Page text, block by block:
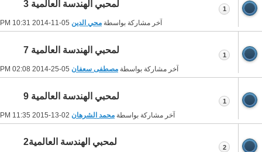
لمحبي الهندسة العالمية 3
آخر مشاركة بواسطة محي الدين 10:31 PM
1
لمحبي الهندسة العالمية 7
آخر مشاركة بواسطة مصطفى سعفان 02:08 PM
1
لمحبي الهندسة العالمية 9
آخر مشاركة بواسطة محمد الشرهان 11:35 PM
1
لمحبي الهندسة العالمية2
2